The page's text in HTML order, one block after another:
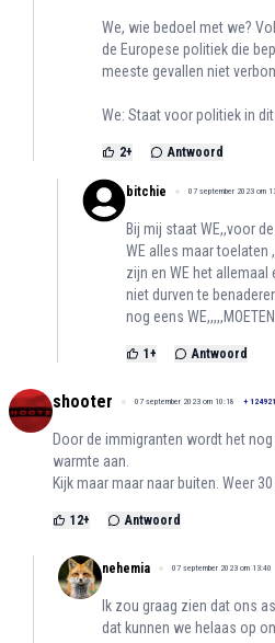
We, wie bedoel met we?
de Europese politiek die
meeste gevallen niet
We: Staat voor politiek in
2+ Antwoord
bitchie 07 september 2023 om
Bij mij staat WE,,voor
WE alles maar toelaten
zijn en WE het allemaal
niet durven te
nog eens WE,,,,,MOETEN
1 + Antwoord
shooter 07 september 2023 om 10:18 + 124921
Door de immigranten wordt het
warmte aan.
Kijk maar maar naar buiten. Weer
12+ Antwoord
nehemia 07 september 2023 om 13:40
Ik zou graag zien dat ons
dat kunnen we helaas op